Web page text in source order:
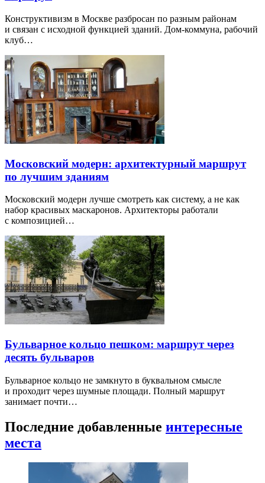
Конструктивизм в Москве разбросан по разным районам
и связан с исходной функцией зданий. Дом-коммуна, рабочий
клуб…
Московский модерн: архитектурный маршрут
по лучшим зданиям
Московский модерн лучше смотреть как систему, а не как
набор красивых маскаронов. Архитекторы работали
с композицией…
Бульварное кольцо пешком: маршрут через
десять бульваров
Бульварное кольцо не замкнуто в буквальном смысле
и проходит через шумные площади. Полный маршрут
занимает почти…
Последние добавленные интересные
места